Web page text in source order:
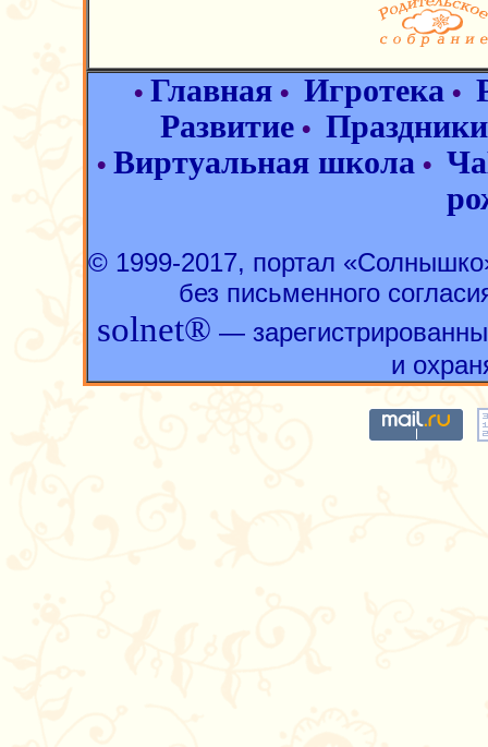
• Главная • Игротека •
Развитие• Праздники
• Виртуальная школа •
© 1999-2017, портал
без письменного
solnet® —
и